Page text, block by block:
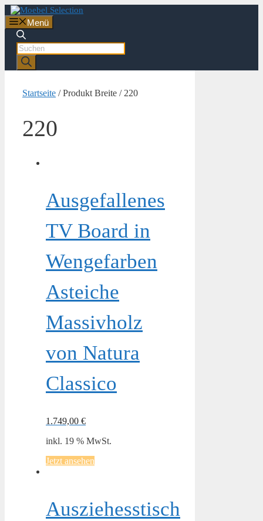
Zum
Inhalt
springen
Menü
Products
search
Startseite / Produkt Breite / 220
220
Ausgefallenes
TV Board in
Wengefarben
Asteiche
Massivholz
von Natura
Classico
1.749,00 €
inkl. 19 % MwSt.
Jetzt ansehen
Ausziehesstisch